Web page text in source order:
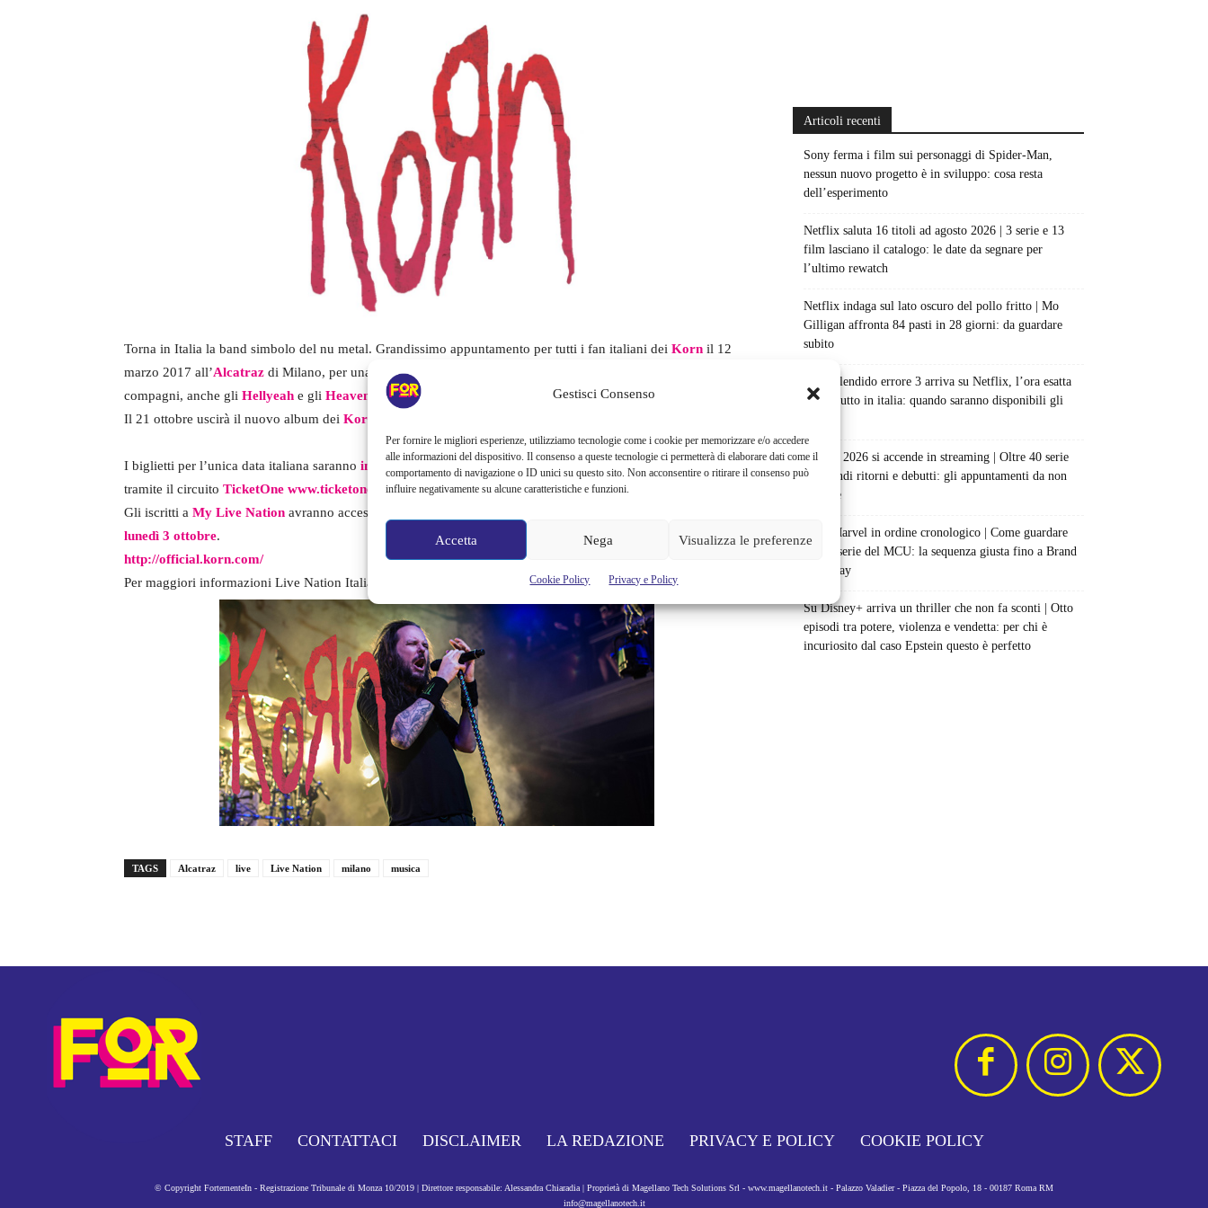
Gestisci Consenso
Per fornire le migliori esperienze, utilizziamo tecnologie come i cookie per memorizzare e/o accedere
alle informazioni del dispositivo. Il consenso a queste tecnologie ci permetterà di elaborare dati come il
comportamento di navigazione o ID unici su questo sito. Non acconsentire o ritirare il consenso può
influire negativamente su alcune caratteristiche e funzioni.
Accetta Nega Visualizza le preferenze
Cookie Policy Privacy e Policy
Torna in Italia la band simbolo del nu metal. Grandissimo appuntamento per tutti i fan italiani dei Korn il 12
marzo 2017 all’Alcatraz di Milano, per una giornata che vedrà sul palco, prima di
compagni, anche gli Hellyeah e gli Heaven Shall Burn
Il 21 ottobre uscirà il nuovo album dei Korn
I biglietti per l’unica data italiana saranno in vendita dalle 11:00 di martedì 4 ottobre su www.livenation.it
tramite il circuito TicketOne www.ticketone.it .
Gli iscritti a My Live Nation avranno accesso ad una
lunedì 3 ottobre.
http://official.korn.com/
Per maggiori informazioni Live Nation Italia (02.53006501 –
info@livenation.it–www.livenation.it
TAGS Alcatraz live Live Nation milano musica
Articoli recenti
Sony ferma i film sui personaggi di Spider-Man,
nessun nuovo progetto è in sviluppo: cosa resta
dell’esperimento
Netflix saluta 16 titoli ad agosto 2026 | 3 serie e 13
film lasciano il catalogo: le date da segnare per
l’ultimo rewatch
Netflix indaga sul lato oscuro del pollo fritto | Mo
Gilligan affronta 84 pasti in 28 giorni: da guardare
subito
Uno splendido errore 3 arriva su Netflix, l’ora esatta
del debutto in italia: quando saranno disponibili gli
Agosto 2026 si accende in streaming | Oltre 40 serie
tra grandi ritorni e debutti: gli appuntamenti da non
perdere
Film Marvel in ordine cronologico | Come guardare
film e serie del MCU: la sequenza giusta fino a Brand
New Day
Su Disney+ arriva un thriller che non fa sconti | Otto
episodi tra potere, violenza e vendetta: per chi è
incuriosito dal caso Epstein questo è perfetto
STAFF CONTATTACI DISCLAIMER LA REDAZIONE PRIVACY E POLICY COOKIE POLICY
© Copyright FortementeIn - Registrazione Tribunale di Monza 10/2019 | Direttore responsabile: Alessandra Chiaradia | Proprietà di Magellano Tech Solutions Srl - www.magellanotech.it - Palazzo Valadier - Piazza del Popolo, 18 - 00187 Roma RM
info@magellanotech.it